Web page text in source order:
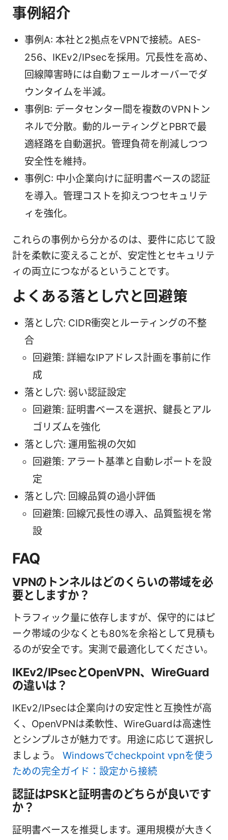
事例紹介
事例A: 本社と2拠点をVPNで接続。AES-
256、IKEv2/IPsecを採用。冗長性を高め、
回線障害時には自動フェールオーバーでダ
ウンタイムを半減。
事例B: データセンター間を複数のVPNトン
ネルで分散。動的ルーティングとPBRで最
適経路を自動選択。管理負荷を削減しつつ
安全性を維持。
事例C: 中小企業向けに証明書ベースの認証
を導入。管理コストを抑えつつセキュリテ
ィを強化。
これらの事例から分かるのは、要件に応じて設
計を柔軟に変えることが、安定性とセキュリテ
ィの両立につながるということです。
よくある落とし穴と回避策
落とし穴: CIDR衝突とルーティングの不整
合
回避策: 詳細なIPアドレス計画を事前に作
成
落とし穴: 弱い認証設定
回避策: 証明書ベースを選択、鍵長とアル
ゴリズムを強化
落とし穴: 運用監視の欠如
回避策: アラート基準と自動レポートを設
定
落とし穴: 回線品質の過小評価
回避策: 回線冗長性の導入、品質監視を常
設
FAQ
VPNのトンネルはどのくらいの帯域を必
要としますか？
トラフィック量に依存しますが、保守的にはピ
ーク帯域の少なくとも80%を余裕として見積も
るのが安全です。実測で最適化してください。
IKEv2/IPsecとOpenVPN、WireGuard
の違いは？
IKEv2/IPsecは企業向けの安定性と互換性が高
く、OpenVPNは柔軟性、WireGuardは高速性
とシンプルさが魅力です。用途に応じて選択し
ましょう。 Windowsでcheckpoint vpnを使う
ための完全ガイド：設定から接続
認証はPSKと証明書のどちらが良いです
か？
証明書ベースを推奨します。運用規模が大きく